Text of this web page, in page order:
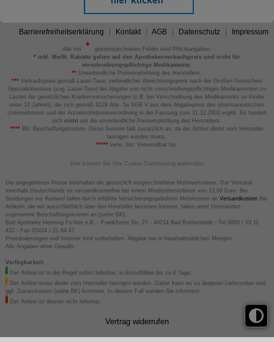
Barrierefreiheitserklärung Kontakt AGB Datenschutz Impressum
Alle mit
gekennzeichneten Felder sind Pflichtangaben.
*inkl. MwSt. Rabatte gelten auf den Apothekenverkaufspreis und nicht für
verschreibungspflichtige Medikamente.
** Unverbindliche Preisempfehlung des Herstellers.
*** Verkaufspreis gemäß Lauer-Taxe; verbindlicher Abrechnungspreis nach der Großen Deutschen
Spezialitätentaxe (sog. Lauer-Taxe) bei Abgabe von nicht verschreibungspflichtigen Medikamenten zu
Lasten der gesetzlichen Krankenversicherungen (z.B. bei Verschreibung des Medikaments an Kinder
unter 12 Jahren), die sich gemäß §129 Abs. 5a SGB V aus dem Abgabepreis des pharmazeutischen
Unternehmens und der Arzneimittelpreisverordnung in der Fassung zum 31.12.2003 ergibt. Es handelt
sich nicht um die unverbindliche Preisempfehlung des Herstellers.
****BK: Beschaffungskosten. Diese Summe fällt zusätzlich an, da der Artikel direkt vom Hersteller
bezogen werden muss.
*****verw. bis: Verwendbar bis.
Hier können Sie Ihre Cookie-Zustimmung widerrufen
Die angegebenen Preise beinhalten die gesetzlich vorgeschriebene Mehrwertsteuer. Der Versand
innerhalb Deutschlands ist versandkostenfrei bei einem Mindestbestellwert von 13,99 Euro. Bei
Sendungen ins Ausland fallen durch erhöhte Versicherungsgebühren Mehrkosten an VersandkostenBei
Artikeln, die wir ausschließlich über den Hersteller beziehen können, fallen unter Umständen
sogenannte Beschaffungskosten an (siehe BK).
Bad Apotheke Henning Fichter e.K. - Frankfurter Str. 27 - 49214 Bad Rothenfelde - Tel 0800 / 10 11
422 - Fax 05424 / 21 64 47
Preisänderungen und Irrtümer sind vorbehalten. Abgabe nur in haushaltsüblichen Mengen.
Alle Angaben ohne Gewähr.
Verfügbarkeit:
Der Artikel ist in der Regel sofort lieferbar, in Einzelfällen bis zu 6 Tage.
Der Artikel muss direkt vom Hersteller bezogen werden. Daher kann es zu längeren Lieferzeiten und
ggf. Zusatzkosten (siehe BK) kommen. In diesem Fall werden Sie informiert.
Der Artikel ist derzeit nicht lieferbar.
Vertrag widerrufen